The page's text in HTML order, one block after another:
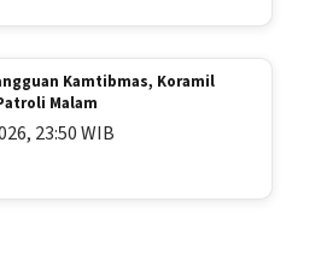
Kamtibmas, Koramil
Malam
23:50 WIB